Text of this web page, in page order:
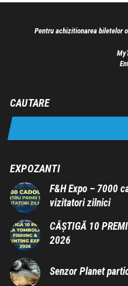
Pentru achizitionarea biletelor
CAUTARE
EXPOZANTI
F&H Expo – 7000
vizitatori zilnici
CÂȘTIGĂ 10
2026
Senzor Planet